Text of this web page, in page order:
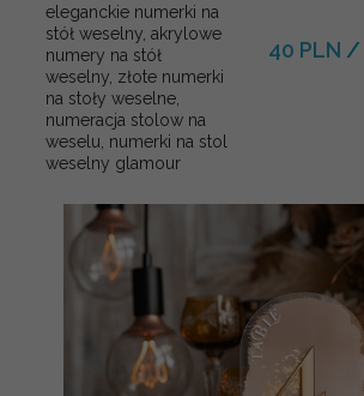
eleganckie numerki na
stół weselny, akrylowe
numery na stół
weselny, złote numerki
na stoły weselne,
numeracja stolow na
weselu, numerki na stol
weselny glamour
40 PLN /